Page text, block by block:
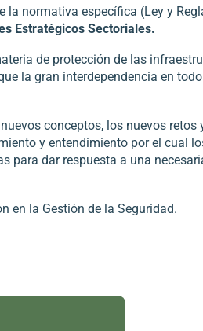
la normativa específica (Ley y
Estratégicos Sectoriales.
de protección de las
la gran interdependencia en
conceptos, los nuevos retos
y entendimiento por el cual
para dar respuesta a una
en la Gestión de la Seguridad.